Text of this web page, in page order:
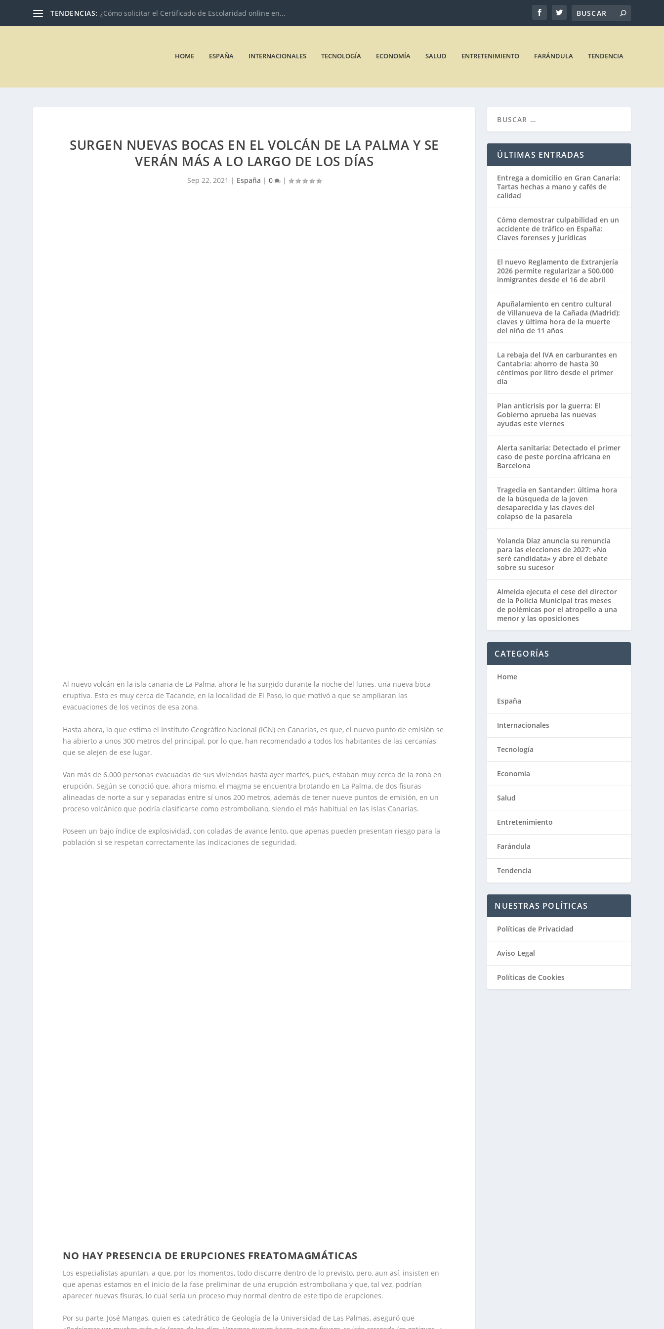
TENDENCIAS: ¿Cómo solicitar el Certificado de Escolaridad online en...
HOME ESPAÑA INTERNACIONALES TECNOLOGÍA ECONOMÍA SALUD ENTRETENIMIENTO FARÁNDULA TENDENCIA
SURGEN NUEVAS BOCAS EN EL VOLCÁN DE LA PALMA Y SE
VERÁN MÁS A LO LARGO DE LOS DÍAS
Sep 22, 2021 | España |0 |
Al nuevo volcán en la isla canaria de La Palma, ahora le ha surgido durante la noche del lunes, una nueva boca
eruptiva. Esto es muy cerca de Tacande, en la localidad de El Paso, lo que motivó a que se ampliaran las
evacuaciones de los vecinos de esa zona.
Hasta ahora, lo que estima el Instituto Geográfico Nacional (IGN) en Canarias, es que, el nuevo punto de emisión se
ha abierto a unos 300 metros del principal, por lo que, han recomendado a todos los habitantes de las cercanías
que se alejen de ese lugar.
Van más de 6.000 personas evacuadas de sus viviendas hasta ayer martes, pues, estaban muy cerca de la zona en
erupción. Según se conoció que, ahora mismo, el magma se encuentra brotando en La Palma, de dos fisuras
alineadas de norte a sur y separadas entre sí unos 200 metros, además de tener nueve puntos de emisión, en un
proceso volcánico que podría clasificarse como estromboliano, siendo el más habitual en las islas Canarias.
Poseen un bajo índice de explosividad, con coladas de avance lento, que apenas pueden presentan riesgo para la
población si se respetan correctamente las indicaciones de seguridad.
NO HAY PRESENCIA DE ERUPCIONES FREATOMAGMÁTICAS
Los especialistas apuntan, a que, por los momentos, todo discurre dentro de lo previsto, pero, aun así, insisten en
que apenas estamos en el inicio de la fase preliminar de una erupción estromboliana y que, tal vez, podrían
aparecer nuevas fisuras, lo cual sería un proceso muy normal dentro de este tipo de erupciones.
Por su parte, José Mangas, quien es catedrático de Geología de la Universidad de Las Palmas, aseguró que
ÚLTIMAS ENTRADAS
Entrega a domicilio en Gran Canaria:
Tartas hechas a mano y cafés de
calidad
Cómo demostrar culpabilidad en un
accidente de tráfico en España:
Claves forenses y jurídicas
El nuevo Reglamento de Extranjería
2026 permite regularizar a 500.000
inmigrantes desde el 16 de abril
Apuñalamiento en centro cultural
de Villanueva de la Cañada (Madrid):
claves y última hora de la muerte
del niño de 11 años
La rebaja del IVA en carburantes en
Cantabria: ahorro de hasta 30
céntimos por litro desde el primer
día
Plan anticrisis por la guerra: El
Gobierno aprueba las nuevas
ayudas este viernes
Alerta sanitaria: Detectado el primer
caso de peste porcina africana en
Barcelona
Tragedia en Santander: última hora
de la búsqueda de la joven
desaparecida y las claves del
colapso de la pasarela
Yolanda Díaz anuncia su renuncia
para las elecciones de 2027: «No
seré candidata» y abre el debate
sobre su sucesor
Almeida ejecuta el cese del director
de la Policía Municipal tras meses
de polémicas por el atropello a una
menor y las oposiciones
CATEGORÍAS
Home
España
Internacionales
Tecnología
Economía
Salud
Entretenimiento
Farándula
Tendencia
NUESTRAS POLÍTICAS
Políticas de Privacidad
Aviso Legal
Políticas de Cookies